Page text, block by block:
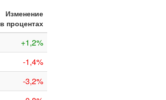
Изменение
в процентах
+1,2%
-1,4%
-3,2%